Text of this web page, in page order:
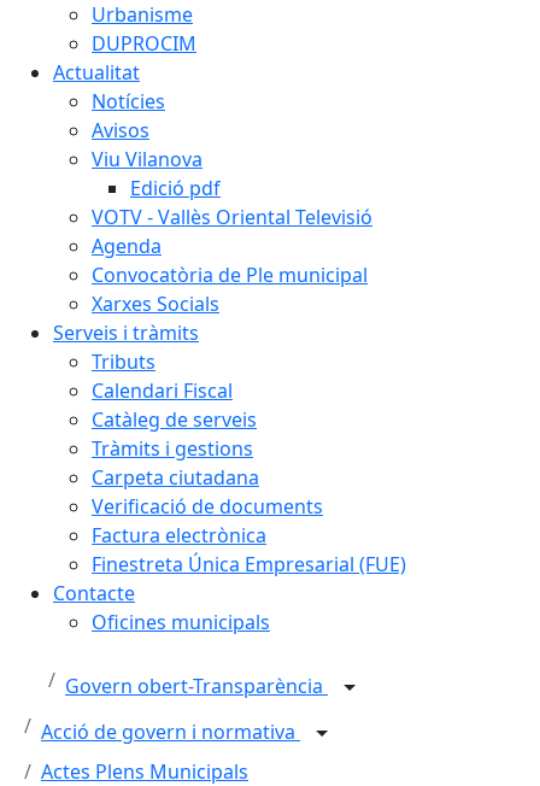
Urbanisme
DUPROCIM
Actualitat
Notícies
Avisos
Viu Vilanova
Edició pdf
VOTV - Vallès Oriental Televisió
Agenda
Convocatòria de Ple municipal
Xarxes Socials
Serveis i tràmits
Tributs
Calendari Fiscal
Catàleg de serveis
Tràmits i gestions
Carpeta ciutadana
Verificació de documents
Factura electrònica
Finestreta Única Empresarial (FUE)
Contacte
Oficines municipals
Govern obert-Transparència
Acció de govern i normativa
Actes Plens Municipals